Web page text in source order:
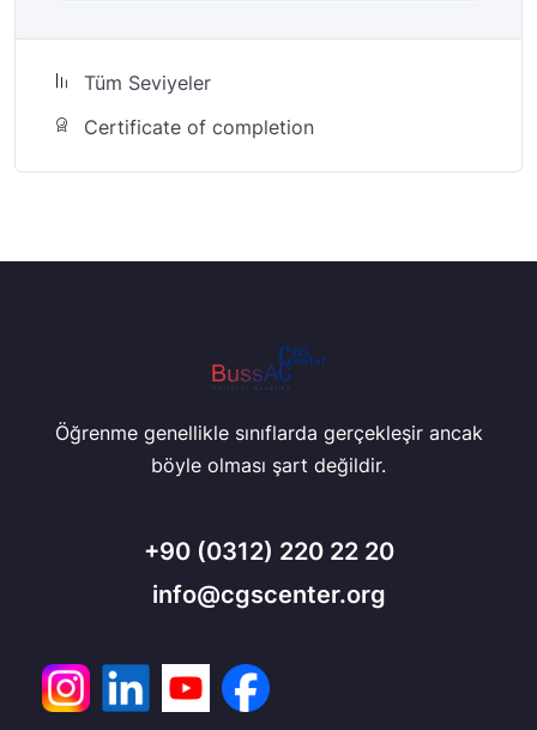
Tüm Seviyeler
Certificate of completion
Öğrenme genellikle sınıflarda gerçekleşir ancak
böyle olması şart değildir.
+90 (0312) 220 22 20
info@cgscenter.org